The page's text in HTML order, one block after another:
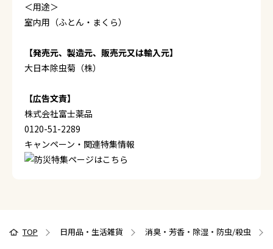
＜用途＞
室内用（ふとん・まくら）
【発売元、製造元、販売元又は輸入元】
大日本除虫菊（株）
【広告文責】
株式会社富士薬品
0120-51-2289
キャンペーン・関連特集情報
TOP 日用品・生活雑貨 消臭・芳香・除湿・防虫/殺虫